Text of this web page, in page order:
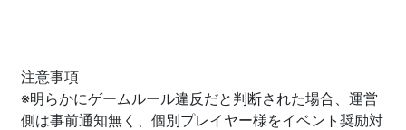
注意事項
※明らかにゲームルール違反だと判断された場合、運営
側は事前通知無く、個別プレイヤー様をイベント奨励対